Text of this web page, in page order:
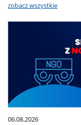
zobacz wszystkie
06.08.2026